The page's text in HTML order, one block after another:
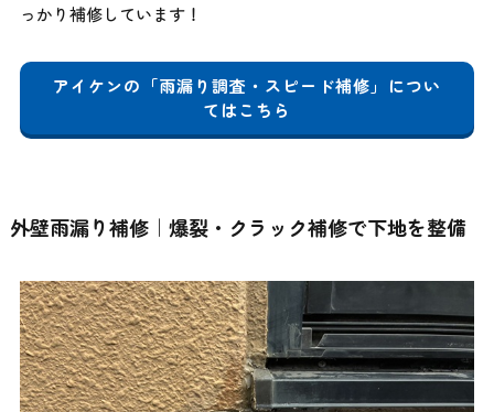
っかり補修しています！
アイケンの「雨漏り調査・スピード補修」につい
てはこちら
外壁雨漏り補修｜爆裂・クラック補修で下地を整備